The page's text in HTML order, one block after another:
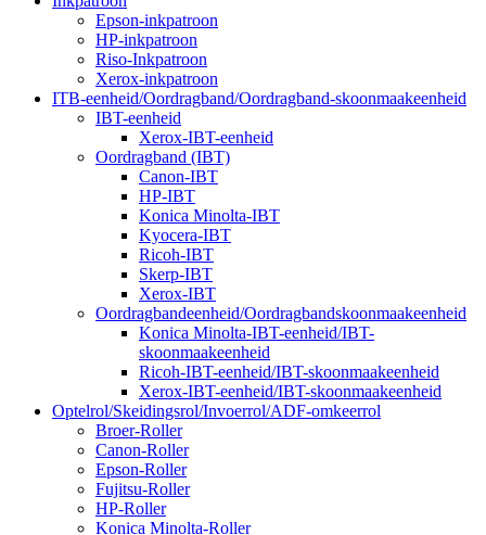
Epson-inkpatroon
HP-inkpatroon
Riso-Inkpatroon
Xerox-inkpatroon
ITB-eenheid/Oordragband/Oordragband-skoonmaakeenheid
IBT-eenheid
Xerox-IBT-eenheid
Oordragband (IBT)
Canon-IBT
HP-IBT
Konica Minolta-IBT
Kyocera-IBT
Ricoh-IBT
Skerp-IBT
Xerox-IBT
Oordragbandeenheid/Oordragbandskoonmaakeenheid
Konica Minolta-IBT-eenheid/IBT-
skoonmaakeenheid
Ricoh-IBT-eenheid/IBT-skoonmaakeenheid
Xerox-IBT-eenheid/IBT-skoonmaakeenheid
Optelrol/Skeidingsrol/Invoerrol/ADF-omkeerrol
Broer-Roller
Canon-Roller
Epson-Roller
Fujitsu-Roller
HP-Roller
Konica Minolta-Roller